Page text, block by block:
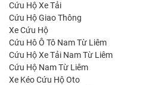
Cứu Hộ Xe Tải
Cứu Hộ Giao Thông
Xe Cứu Hộ
Cứu Hô Ô Tô Nam Từ Liêm
Cứu Hộ Xe Tải Nam Từ Liêm
Cứu Hộ Nam Từ Liêm
Xe Kéo Cứu Hộ Oto